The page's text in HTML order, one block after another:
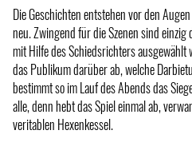
Die Geschichten entstehen vor den
neu. Zwingend für die Szenen sind
mit Hilfe des Schiedsrichters ausgewählt
das Publikum darüber ab, welche
bestimmt so im Lauf des Abends das
alle, denn hebt das Spiel einmal ab,
veritablen Hexenkessel.